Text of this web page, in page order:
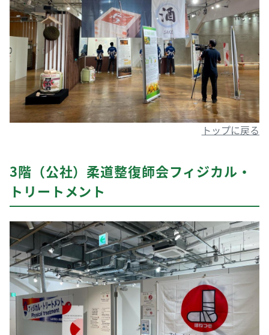
トップに戻る
3階（公社）柔道整復師会フィジカル・
トリートメント